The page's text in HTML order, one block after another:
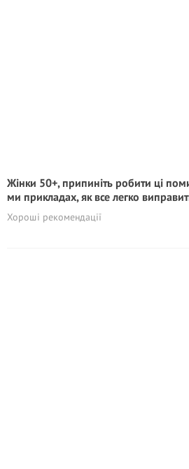
Жінки 50+, припиніть робити ці
ми прикладах, як все легко
Хороші рекомендації